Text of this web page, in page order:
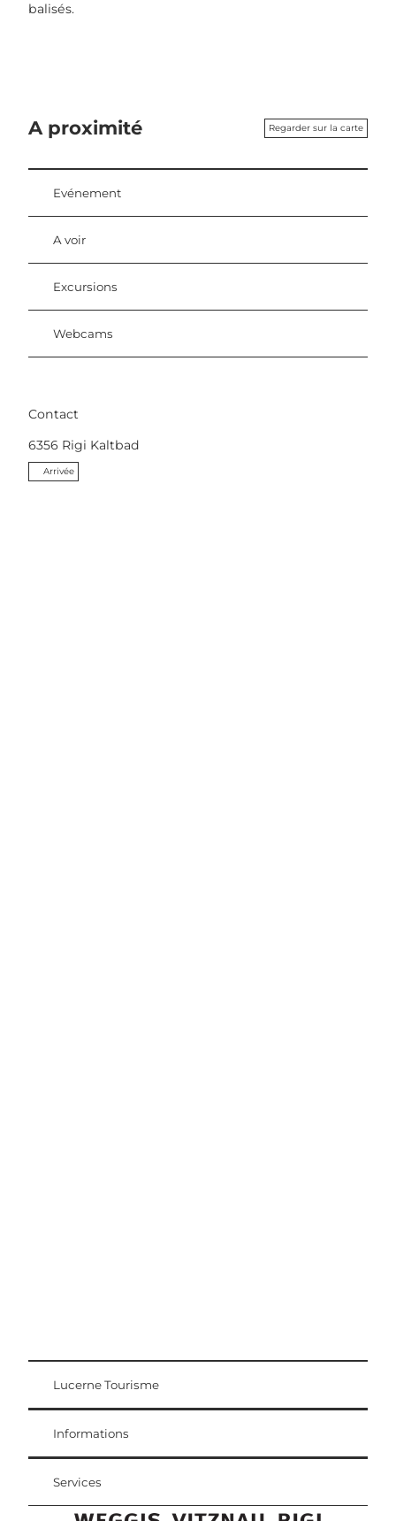
balisés.
A proximité Regarder sur la carte
Evénement
A voir
Excursions
Webcams
Contact
6356 Rigi Kaltbad
Arrivée
Carte d'hôte
Weggis Vitznau Rigi
Lucerne Tourisme
Informations
Services